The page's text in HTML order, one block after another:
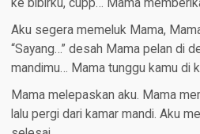
ke bibirku, cupp… Mama
Aku segera memeluk Mama,
“Sayang…” desah Mama pelan di
mandimu… Mama tunggu kamu di
Mama melepaskan aku. Mama
lalu pergi dari kamar mandi. Aku